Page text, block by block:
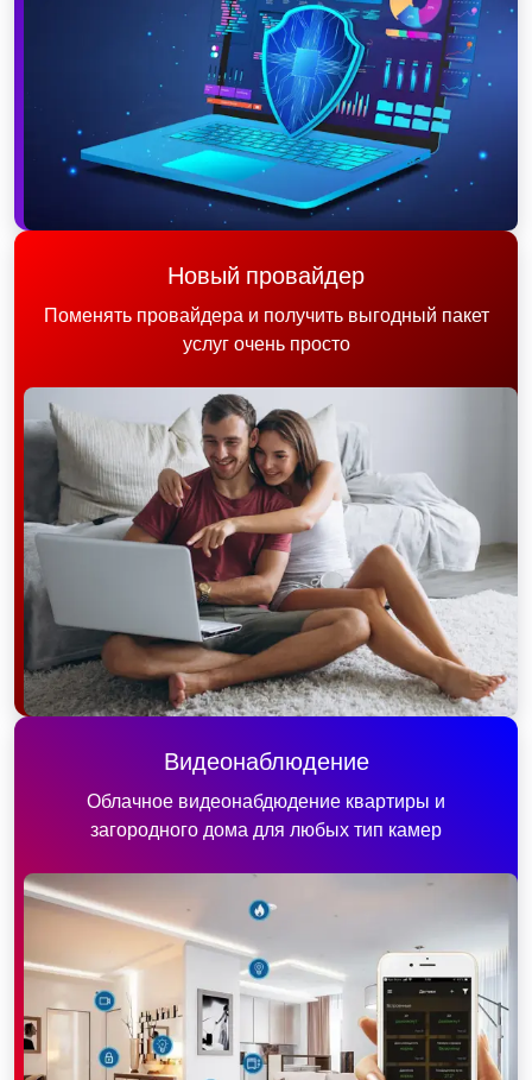
Новый провайдер
Поменять провайдера и получить выгодный пакет
услуг очень просто
Видеонаблюдение
Облачное видеонабдюдение квартиры и
загородного дома для любых тип камер